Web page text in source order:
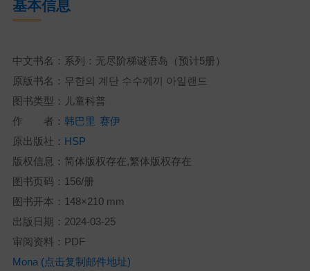
基本信息
中文书名：系列：无尽阶梯谜语岛（预计5册）
原版书名：무한의 계단 수수께끼 아일랜드
图书类型：儿童科普
作 者： 韩巴里 赛伊
原出版社： HSP
版权信息：简体版权存在,繁体版权存在
图书页码：156/册
图书开本：148×210 mm
出版日期：2024-03-25
审阅资料：PDF
Mona (点击复制邮件地址)